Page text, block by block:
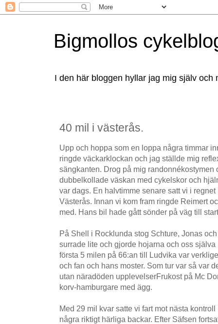
Bigmollos
I den här bloggen hyllar jag mig själv
40 mil i västerås.
Upp och hoppa som en loppa några timmar
ringde väckarklockan och jag ställde mig
sängkanten. Drog på mig randonnékostymen
dubbelkollade väskan med cykelskor och
var dags. En halvtimme senare satt vi i
Västerås. Innan vi kom fram ringde Reimert
med. Hans bil hade gått sönder på väg till
På Shell i Rocklunda stog Schture, Jonas
surrade lite och gjorde hojarna och oss
första 5 milen på 66:an till Ludvika var
och fan och hans moster. Som tur var så var
utan näradöden upplevelserFrukost på Mc
korv-hamburgare med ägg.
Med 29 mil kvar satte vi fart mot nästa
några riktigt härliga backar. Efter Säfsen